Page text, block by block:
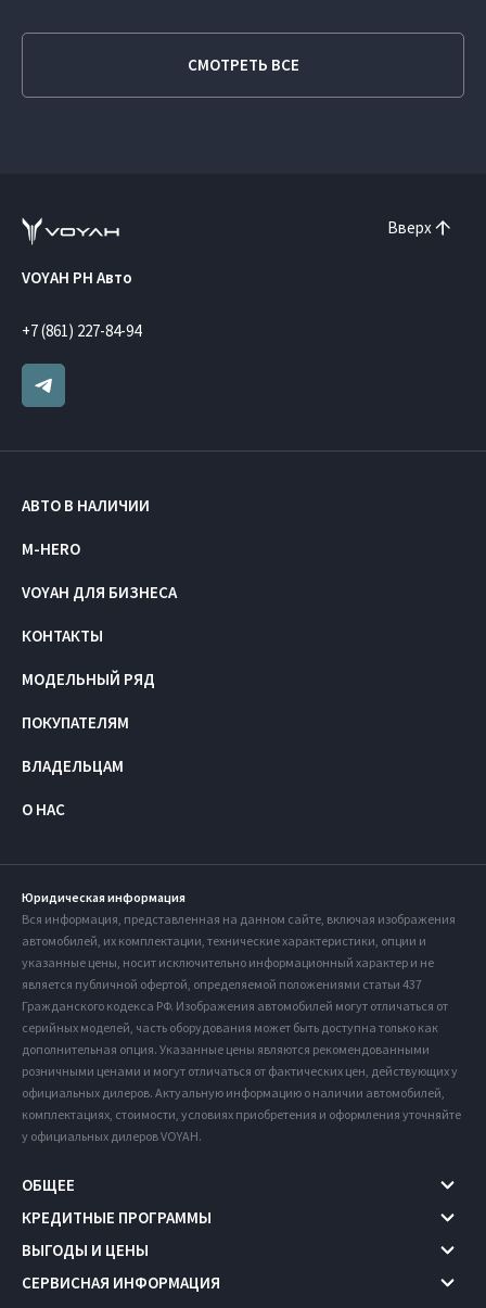
СМОТРЕТЬ ВСЕ
Вверх
VOYAH РН Авто
+7 (861) 227-84-94
АВТО В НАЛИЧИИ
M-HERO
VOYAH ДЛЯ БИЗНЕСА
КОНТАКТЫ
МОДЕЛЬНЫЙ РЯД
ПОКУПАТЕЛЯМ
ВЛАДЕЛЬЦАМ
О НАС
Юридическая информация
Вся информация, представленная на данном сайте, включая изображения
автомобилей, их комплектации, технические характеристики, опции и
указанные цены, носит исключительно информационный характер и не
является публичной офертой, определяемой положениями статьи 437
Гражданского кодекса РФ. Изображения автомобилей могут отличаться от
серийных моделей, часть оборудования может быть доступна только как
дополнительная опция. Указанные цены являются рекомендованными
розничными ценами и могут отличаться от фактических цен, действующих у
официальных дилеров. Актуальную информацию о наличии автомобилей,
комплектациях, стоимости, условиях приобретения и оформления уточняйте
у официальных дилеров VOYAH.
ОБЩЕЕ
КРЕДИТНЫЕ ПРОГРАММЫ
ВЫГОДЫ И ЦЕНЫ
СЕРВИСНАЯ ИНФОРМАЦИЯ